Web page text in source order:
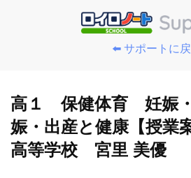
⬅️ サポートに
高１ 保健体育 妊娠
娠・出産と健康【授業
高等学校 宮里 美優